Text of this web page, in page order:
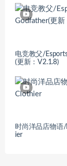
电竞教父/
(更新：V2.1.8)
时尚洋品店物语
ier